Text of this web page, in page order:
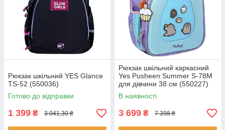
Рюкзак шкільний YES Glance
TS-52 (550036)
Готово до відправки
1 399 ₴ 3 041,30 ₴
Рюкзак шкільний каркасний
Yes Pusheen Summer S-78M
для дівчини 38 см (550227)
В наявності
3 699 ₴ 7 398 ₴